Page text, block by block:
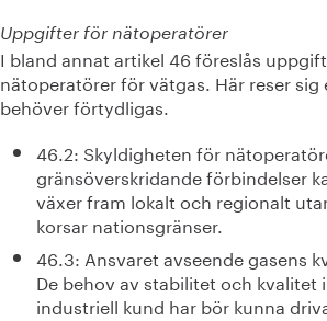
Uppgifter för nätoperatörer
I bland annat artikel 46 föreslås
nätoperatörer för vätgas. Här reser
behöver förtydligas.
46.2: Skyldigheten för
gränsöverskridande förbindelser
växer fram lokalt och regionalt
korsar nationsgränser.
46.3: Ansvaret avseende gasens
De behov av stabilitet och kvalitet
industriell kund har bör kunna